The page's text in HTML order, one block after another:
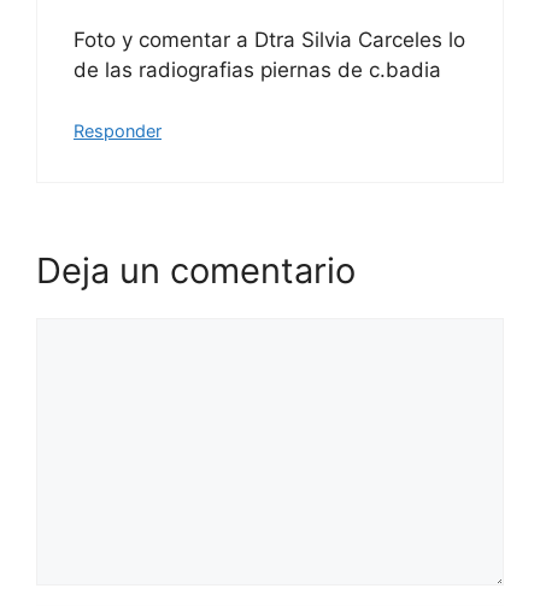
Foto y comentar a Dtra Silvia Carceles lo
de las radiografias piernas de c.badia
Responder
Deja un comentario